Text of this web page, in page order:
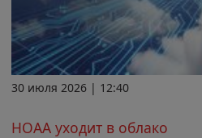
30 июля 2026 | 12:40
НОАА уходит в облако